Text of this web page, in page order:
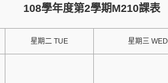
108學年度第2學期M210課表
星期二 TUE 星期三 WED